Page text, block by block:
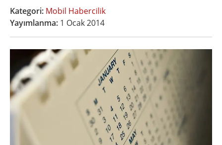
Kategori: Mobil Habercilik
Yayımlanma: 1 Ocak 2014